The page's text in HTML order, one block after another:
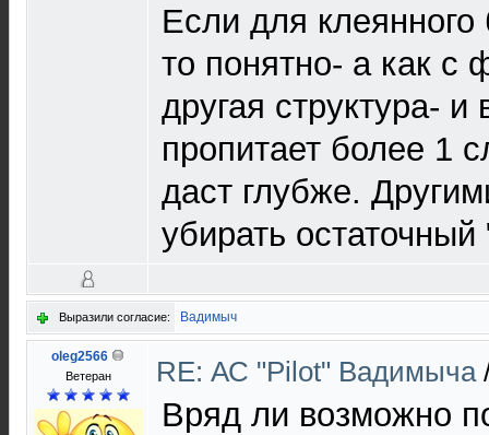
Если для
то понятно- а как с
другая структура-
пропитает более 1
даст глубже.
убирать остаточный
Выразили согласие: Вадимыч
oleg2566
Ветеран RE: АС "Pilot" Вадимыча
Вряд ли возможно